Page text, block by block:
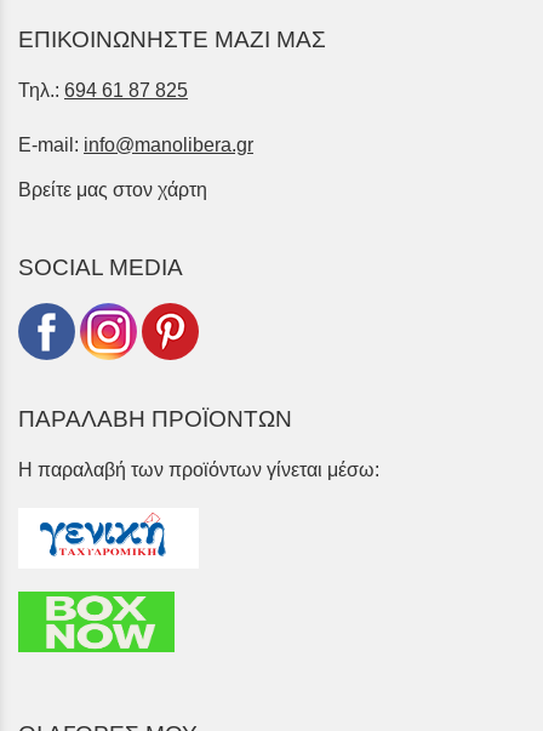
ΕΠΙΚΟΙΝΩΝΗΣΤΕ ΜΑΖΙ ΜΑΣ
Τηλ.: 694 61 87 825
E-mail: info@manolibera.gr
Βρείτε μας στον χάρτη
SOCIAL MEDIA
ΠΑΡΑΛΑΒΗ ΠΡΟΪΟΝΤΩΝ
Η παραλαβή των προϊόντων γίνεται μέσω: